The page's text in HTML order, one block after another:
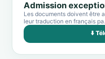
Admission
Les documents doivent être
leur traduction en français
⬇️